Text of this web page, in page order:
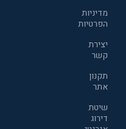
מדיניות
הפרטיות
יצירת
קשר
תקנון
אתר
שיטת
דירוג